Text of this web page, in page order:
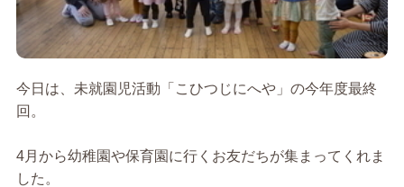
今日は、未就園児活動「こひつじにへや」の今年度最終
回。
4月から幼稚園や保育園に行くお友だちが集まってくれま
した。